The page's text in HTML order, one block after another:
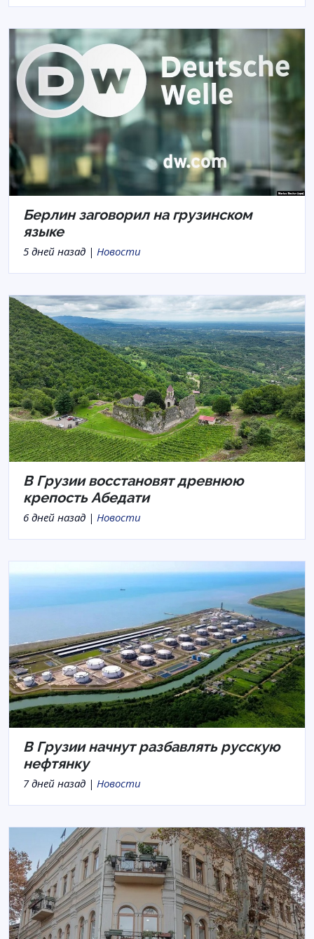
Берлин заговорил на грузинском
языке
5 дней назад | Новости
В Грузии восстановят древнюю
крепость Абедати
6 дней назад | Новости
В Грузии начнут разбавлять русскую
нефтянку
7 дней назад | Новости